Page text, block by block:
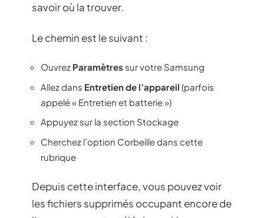
savoir où la trouver.
Le chemin est le suivant :
Ouvrez Paramètres sur votre Samsung
Allez dans Entretien de l’appareil (parfois
appelé « Entretien et batterie »)
Appuyez sur la section Stockage
Cherchez l’option Corbeille dans cette
rubrique
Depuis cette interface, vous pouvez voir
les fichiers supprimés occupant encore de